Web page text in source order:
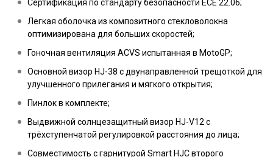
Сертификация по стандарту безопасности ECE 22.06;
Легкая оболочка из композитного стекловолокна
оптимизирована для больших скоростей;
Гоночная вентиляция ACVS испытанная в MotoGP;
Основной визор HJ-38 с двунаправленной трещоткой для
улучшенного прилегания и мягкого открытия;
Пинлок в комплекте;
Выдвижной солнцезащитный визор HJ-V12 с
трёхступенчатой регулировкой расстояния до лица;
Совместимость с гарнитурой Smart HJC второго